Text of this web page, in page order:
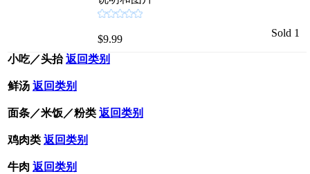
$9.99
Sold 1
小吃／头抬 返回类别
鲜汤 返回类别
面条／米饭／粉类 返回类别
鸡肉类 返回类别
牛肉 返回类别